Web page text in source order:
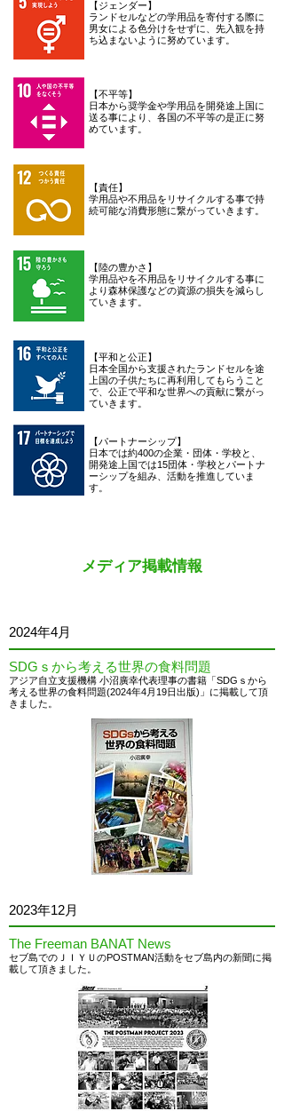
【不平等】
日本から奨学金や学用品を開発途上国に
送る事により、各国の不平等の是正に努
めています。
【責任】
学用品や不用品をリサイクルする事で持
続可能な消費形態に繋がっていきます。
【陸の豊かさ】
学用品やを不用品をリサイクルする事に
より森林保護などの資源の損失を減らし
ていきます。
【ジェンダー】
ランドセルなどの学用品を寄付する際に
男女による色分けをせずに、先入観を持
ち込まないように努めています。
【平和と公正】
日本全国から支援されたランドセルを途
上国の子供たちに再利用してもらうこと
で、公正で平和な世界への貢献に繋がっ
ていきます。
【パートナーシップ】
日本では約400の企業・団体・学校と、
開発途上国では15団体・学校とパートナ
ーシップを組み、活動を推進していま
す。
​メディア掲載情報
2024年4月
SDGｓから考える世界の食料問題
アジア自立支援機構 小沼廣幸代表理事の書籍 「SDGｓから
考える世界の食料問題(2024年4月19日出版)」に掲載して頂
きました。
2023年12月
The Freeman BANAT News
セブ島でのＪＩＹＵのPOSTMAN活動をセブ島内の新聞に掲
載して頂きました 。